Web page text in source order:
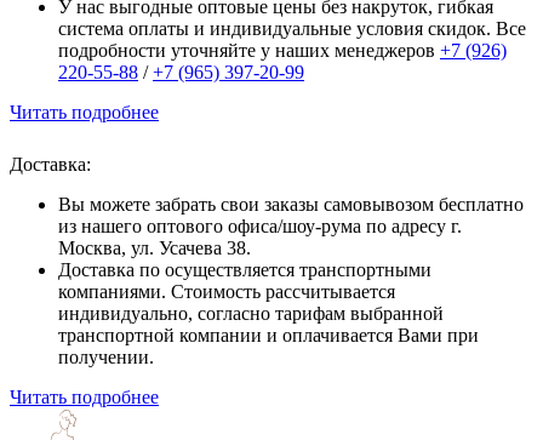
У нас выгодные оптовые цены без накруток, гибкая
система оплаты и индивидуальные условия скидок. Все
подробности уточняйте у наших менеджеров +7 (926)
220-55-88 /+7 (965) 397-20-99
Читать подробнее
Доставка:
Вы можете забрать свои заказы самовывозом бесплатно
из нашего оптового офиса/шоу-рума по адресу г.
Москва, ул. Усачева 38.
Доставка по осуществляется транспортными
компаниями. Стоимость рассчитывается
индивидуально, согласно тарифам выбранной
транспортной компании и оплачивается Вами при
получении.
Читать подробнее